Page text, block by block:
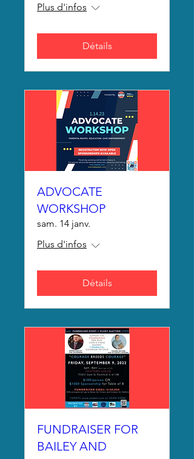
Plus d'infos
Détails
ADVOCATE
WORKSHOP
sam. 14 janv.
Plus d'infos
Détails
FUNDRAISER FOR
BAILEY AND